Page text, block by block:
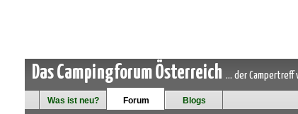
Das Campingforum Österreich ... der Campertreff
Was ist neu? Forum Blogs